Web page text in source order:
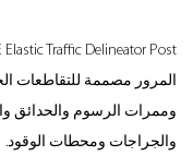
المرور مصممة للتقاطعات
وممرات الرسوم والحدائق
والجراجات ومحطات الوقود.